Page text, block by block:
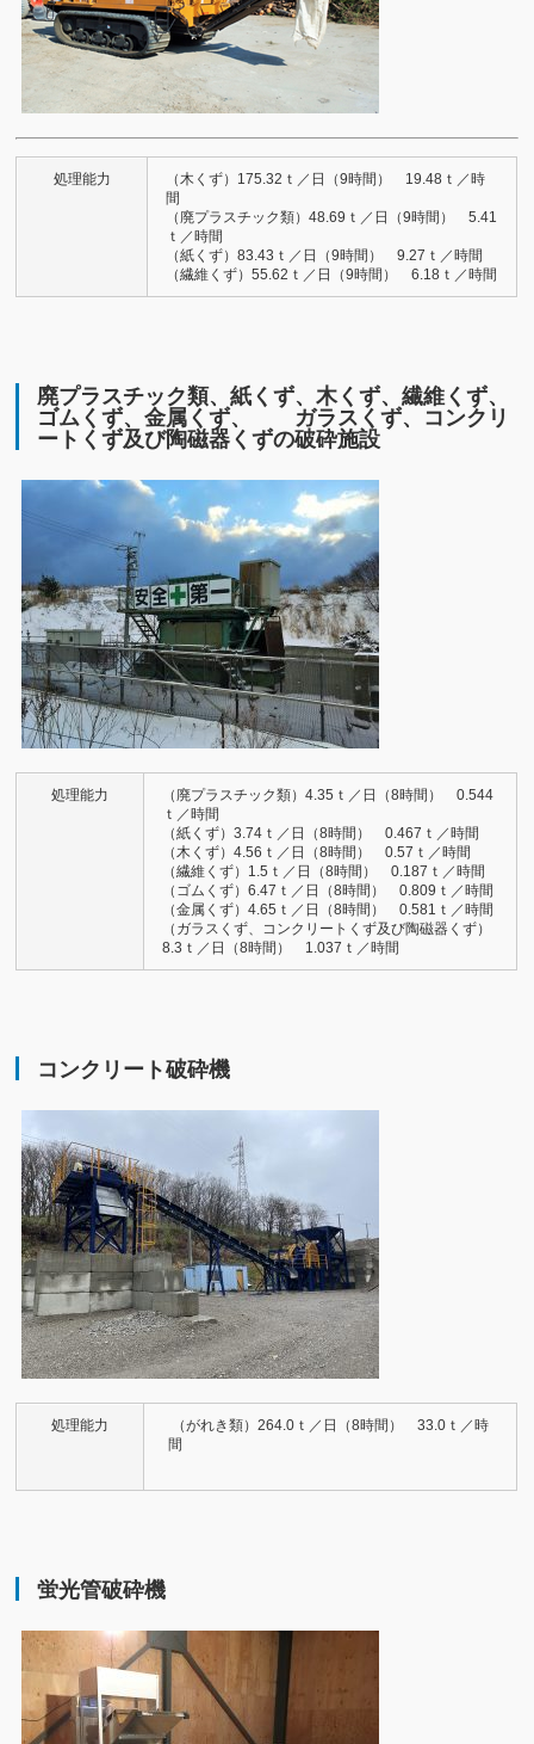
処理能力
（木くず）175.32ｔ／日（9時間） 19.48ｔ／時
間
（廃プラスチック類）48.69ｔ／日（9時間） 5.41
ｔ／時間
（紙くず）83.43ｔ／日（9時間） 9.27ｔ／時間
（繊維くず）55.62ｔ／日（9時間） 6.18ｔ／時間
廃プラスチック類、紙くず、木くず、繊維くず、
ゴムくず、金属くず、 ガラスくず、コンクリ
ートくず及び陶磁器くずの破砕施設
処理能力
（廃プラスチック類）4.35ｔ／日（8時間） 0.544
ｔ／時間
（紙くず）3.74ｔ／日（8時間） 0.467ｔ／時間
（木くず）4.56ｔ／日（8時間） 0.57ｔ／時間
（繊維くず）1.5ｔ／日（8時間） 0.187ｔ／時間
（ゴムくず）6.47ｔ／日（8時間） 0.809ｔ／時間
（金属くず）4.65ｔ／日（8時間） 0.581ｔ／時間
（ガラスくず、コンクリートくず及び陶磁器くず）
8.3ｔ／日（8時間） 1.037ｔ／時間
コンクリート破砕機
処理能力
（がれき類）264.0ｔ／日（8時間） 33.0ｔ／時
間
蛍光管破砕機